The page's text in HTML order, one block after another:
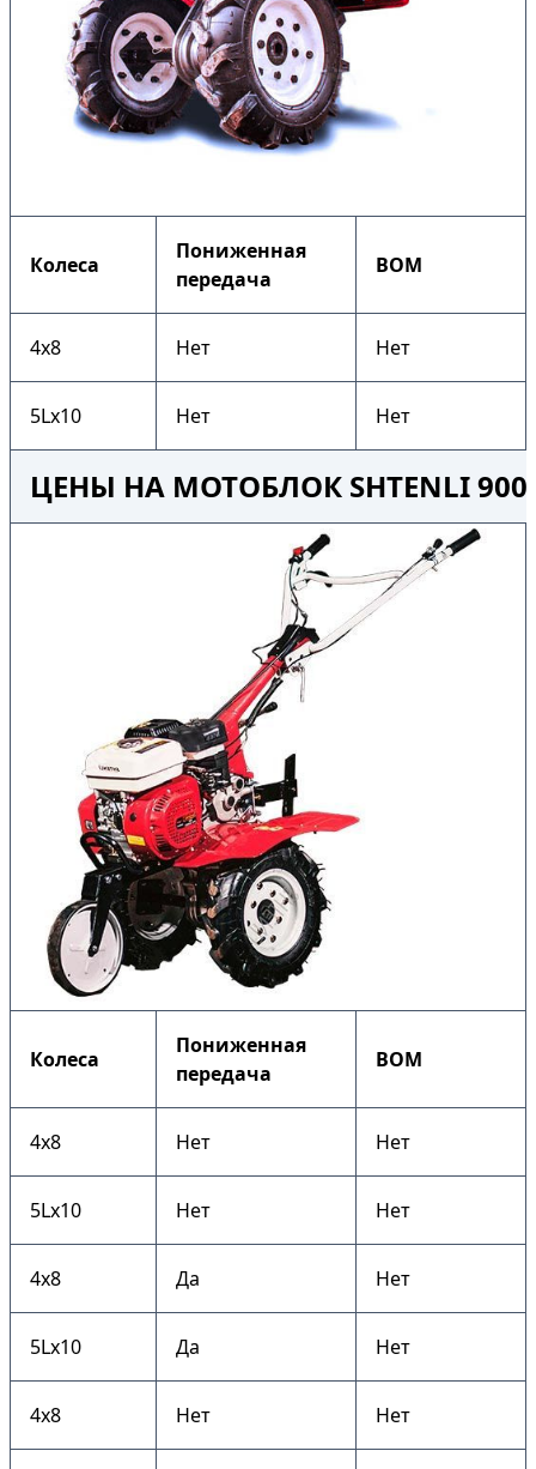
Колеса
Пониженная
передача
ВОМ
4х8 Нет Нет
5Lх10 Нет Нет
ЦЕНЫ НА МОТОБЛОК SHTENLI
Колеса
Пониженная
передача
ВОМ
4х8 Нет Нет
5Lх10 Нет Нет
4х8 Да Нет
5Lх10 Да Нет
4х8 Нет Нет